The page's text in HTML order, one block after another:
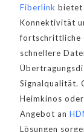
Fiberlink bietet
Konnektivität
fortschrittliche
schnellere
Signalqualität.
Heimkinos
Angebot an
Lösungen